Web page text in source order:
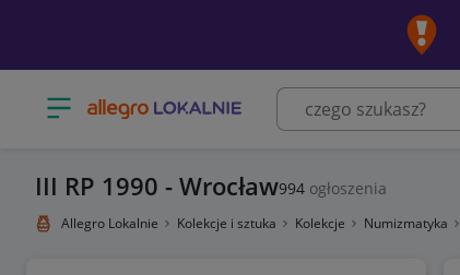
Otwórz menu z kategoriami
III RP 1990 - Wrocław994 ogłoszenia
Allegro Lokalnie Kolekcje i sztuka Kolekcje Numizmatyka